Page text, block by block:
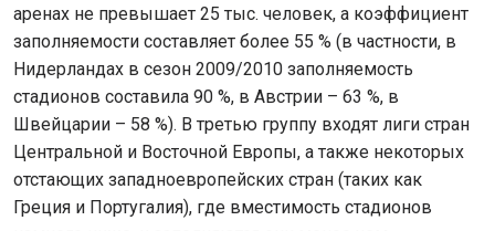
аренах не превышает 25 тыс. человек, а коэффициент
заполняемости составляет более 55 % (в частности, в
Нидерландах в сезон 2009/2010 заполняемость
стадионов составила 90 %, в Австрии – 63 %, в
Швейцарии – 58 %). В третью группу входят лиги стран
Центральной и Восточной Европы, а также некоторых
отстающих западноевропейских стран (таких как
Греция и Португалия), где вместимость стадионов